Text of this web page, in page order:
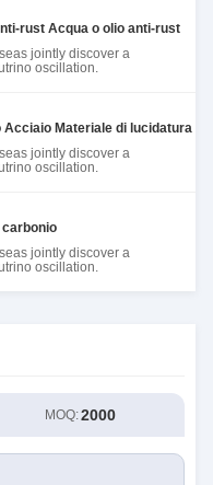
rust Acqua o olio anti-rust
jointly discover a
oscillation.
Acciaio Materiale di lucidatura
jointly discover a
oscillation.
carbonio
jointly discover a
oscillation.
MOQ:2000